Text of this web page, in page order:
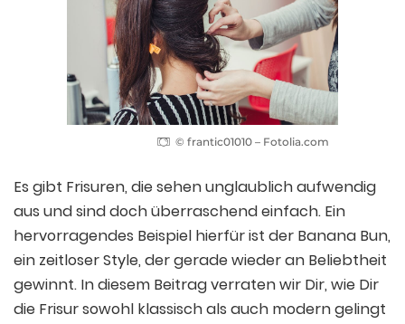
© frantic01010 – Fotolia.com
Es gibt Frisuren, die sehen unglaublich aufwendig
aus und sind doch überraschend einfach. Ein
hervorragendes Beispiel hierfür ist der Banana Bun,
ein zeitloser Style, der gerade wieder an Beliebtheit
gewinnt. In diesem Beitrag verraten wir Dir, wie Dir
die Frisur sowohl klassisch als auch modern gelingt